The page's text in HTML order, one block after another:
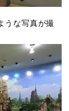
うな写真が撮